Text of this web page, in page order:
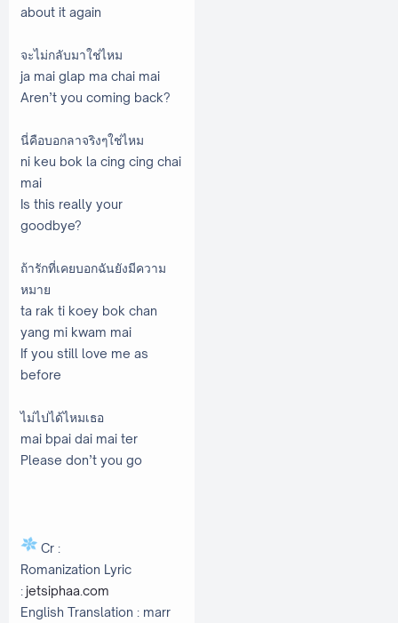
about it again
จะไม่กลับมาใช่ไหม
ja mai glap ma chai mai
Aren’t you coming back?
นี่คือบอกลาจริงๆใช่ไหม
ni keu bok la cing cing chai
mai
Is this really your
goodbye?
ถ้ารักที่เคยบอกฉันยังมีความ
หมาย
ta rak ti koey bok chan
yang mi kwam mai
If you still love me as
before
ไม่ไปได้ไหมเธอ
mai bpai dai mai ter
Please don’t you go
Cr :
Romanization Lyric
:jetsiphaa.com
English Translation : marr